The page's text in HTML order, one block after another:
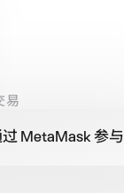
易
MetaMask 参与